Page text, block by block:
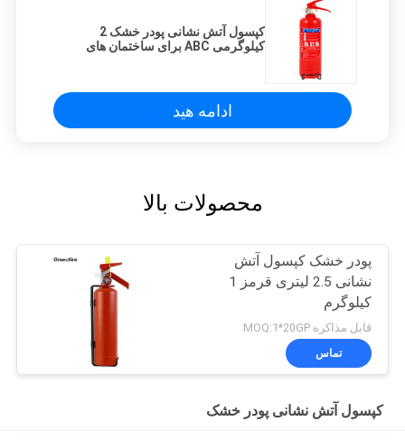
کپسول آتش نشانی پودر خشک 2
کیلوگرمی ABC برای ساختمان های
ادامه هید
محصولات بالا
پودر خشک کپسول آتش
نشانی 2.5 لیتری قرمز 1
کیلوگرم
قابل مذاکره MOQ:1*20GP
تماس
کپسول آتش نشانی پودر خشک